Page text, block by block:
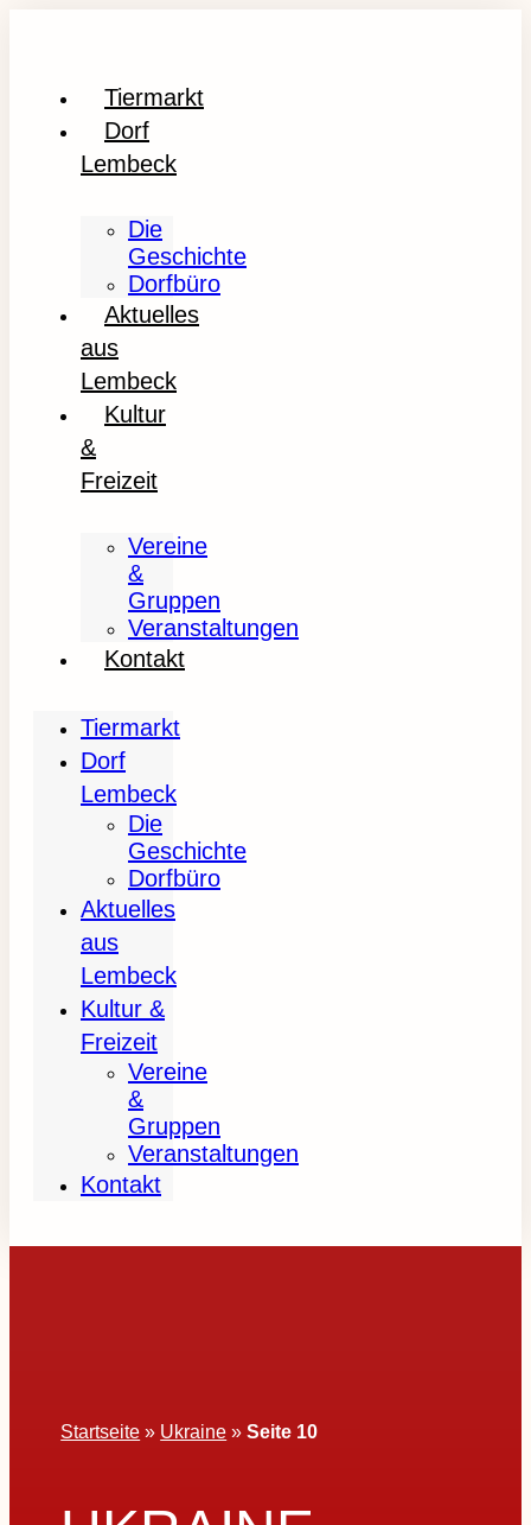
Tiermarkt
Dorf
Lembeck
Die
Geschichte
Dorfbüro
Aktuelles
aus
Lembeck
Kultur
&
Freizeit
Vereine
&
Gruppen
Veranstaltungen
Kontakt
Tiermarkt
Dorf
Lembeck
Die
Geschichte
Dorfbüro
Aktuelles
aus
Lembeck
Kultur &
Freizeit
Vereine
&
Gruppen
Veranstaltungen
Kontakt
Startseite » Ukraine »Seite 10